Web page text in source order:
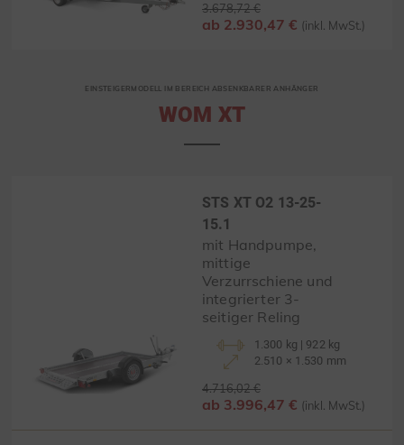
3.678,72 €
ab 2.930,47 € (inkl. MwSt.)
EINSTEIGERMODELL IM BEREICH ABSENKBARER ANHÄNGER
WOM XT
STS XT O2 13-25-
15.1
mit Handpumpe,
mittige
Verzurrschiene und
integrierter 3-
seitiger Reling
1.300 kg | 922 kg
2.510 × 1.530 mm
4.716,02 €
ab 3.996,47 € (inkl. MwSt.)